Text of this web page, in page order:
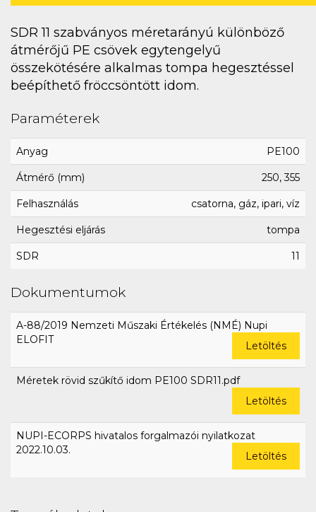
SDR 11 szabványos méretarányú különböző
átmérőjű PE csövek egytengelyű
összekötésére alkalmas tompa hegesztéssel
beépíthető fröccsöntött idom.
Paraméterek
Anyag PE100
Átmérő (mm) 250, 355
Felhasználás csatorna, gáz, ipari, víz
Hegesztési eljárás tompa
SDR 11
Dokumentumok
A-88/2019 Nemzeti Műszaki Értékelés (NMÉ) Nupi
ELOFIT
Letöltés
Méretek rövid szűkítő idom PE100 SDR11.pdf
Letöltés
NUPI-ECORPS hivatalos forgalmazói nyilatkozat
2022.10.03.
Letöltés